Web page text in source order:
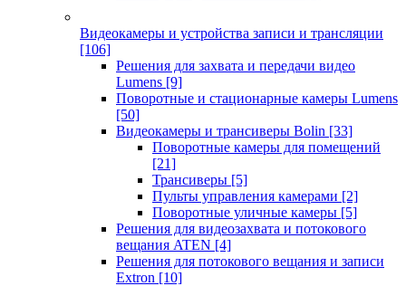
Видеокамеры и устройства записи и трансляции
[106]
Решения для захвата и передачи видео
Lumens [9]
Поворотные и стационарные камеры Lumens
[50]
Видеокамеры и трансиверы Bolin [33]
Поворотные камеры для помещений
[21]
Трансиверы [5]
Пульты управления камерами [2]
Поворотные уличные камеры [5]
Решения для видеозахвата и потокового
вещания ATEN [4]
Решения для потокового вещания и записи
Extron [10]